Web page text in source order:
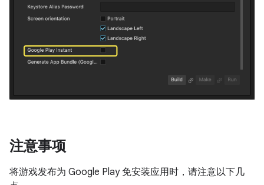
注意事项
将游戏发布为 Google Play 免安装应用时，请注意以下几